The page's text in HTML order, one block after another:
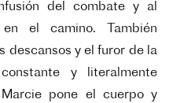
del combate y al
en el camino. También
descansos y el furor de la
y literalmente
Marcie pone el cuerpo y